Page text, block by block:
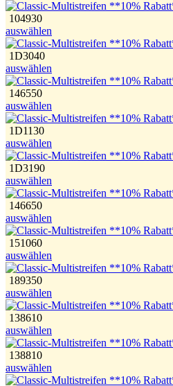
104930
auswählen
1D3040
auswählen
146550
auswählen
1D1130
auswählen
1D3190
auswählen
146650
auswählen
151060
auswählen
189350
auswählen
138610
auswählen
138810
auswählen